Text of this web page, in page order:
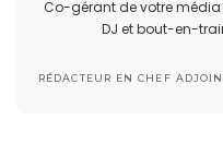
Co-gérant de votre média
DJ et bout-en-
RÉDACTEUR EN CHEF